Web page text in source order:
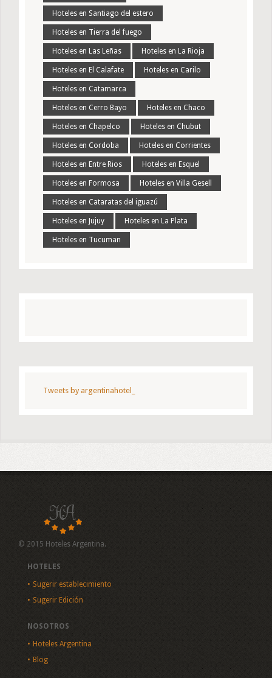
Hoteles en Santiago del estero
Hoteles en Tierra del fuego
Hoteles en Las Leñas Hoteles en La Rioja
Hoteles en El Calafate Hoteles en Carilo
Hoteles en Catamarca
Hoteles en Cerro Bayo Hoteles en Chaco
Hoteles en Chapelco Hoteles en Chubut
Hoteles en Cordoba Hoteles en Corrientes
Hoteles en Entre Rios Hoteles en Esquel
Hoteles en Formosa Hoteles en Villa Gesell
Hoteles en Cataratas del iguazú
Hoteles en Jujuy Hoteles en La Plata
Hoteles en Tucuman
Tweets by argentinahotel_
© 2015 Hoteles Argentina.
HOTELES
Sugerir establecimiento
Sugerir Edición
NOSOTROS
Hoteles Argentina
Blog